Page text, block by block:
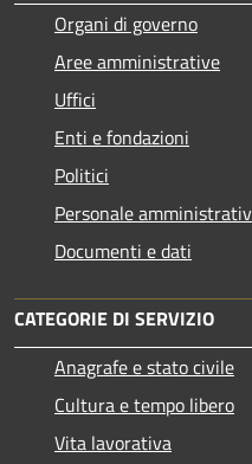
Organi di governo
Aree amministrative
Uffici
Enti e fondazioni
Politici
Personale
Documenti e dati
CATEGORIE DI SERVIZIO
Anagrafe e stato civile
Cultura e tempo libero
Vita lavorativa